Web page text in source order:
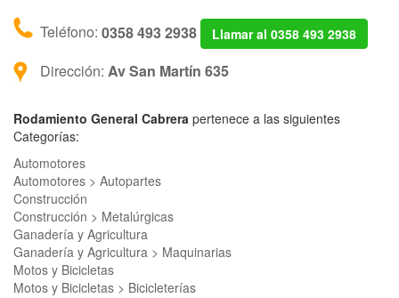
Teléfono: 0358 493 2938 Llamar al 0358 493 2938
Dirección: Av San Martín 635
Rodamiento General Cabrera pertenece a las siguientes
Categorías:
Automotores
Automotores > Autopartes
Construcción
Construcción > Metalúrgicas
Ganadería y Agricultura
Ganadería y Agricultura > Maquinarias
Motos y Bicicletas
Motos y Bicicletas > Bicicleterías